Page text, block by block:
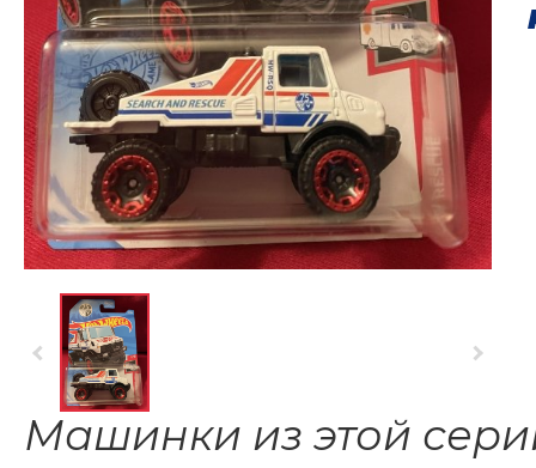
Машинки из этой